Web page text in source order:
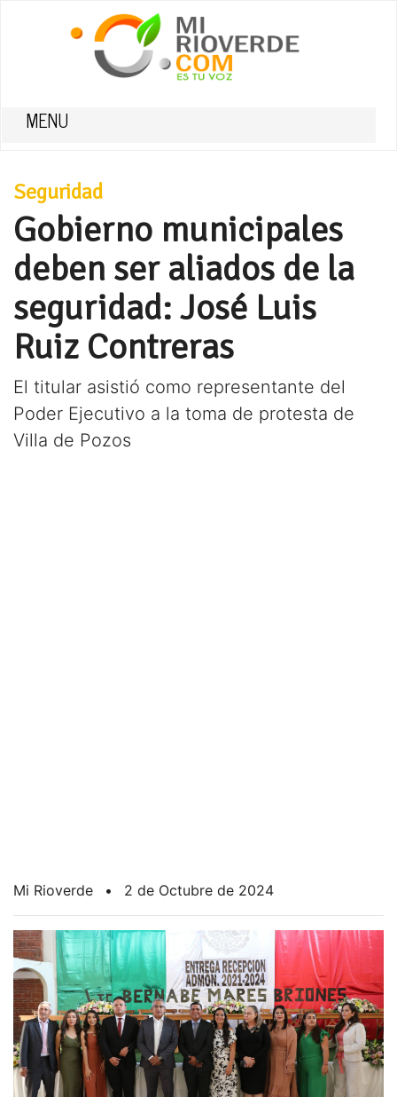
MENU
Seguridad
Gobierno municipales
deben ser aliados de la
seguridad: José Luis
Ruiz Contreras
El titular asistió como representante del
Poder Ejecutivo a la toma de protesta de
Villa de Pozos
Mi Rioverde • 2 de Octubre de 2024